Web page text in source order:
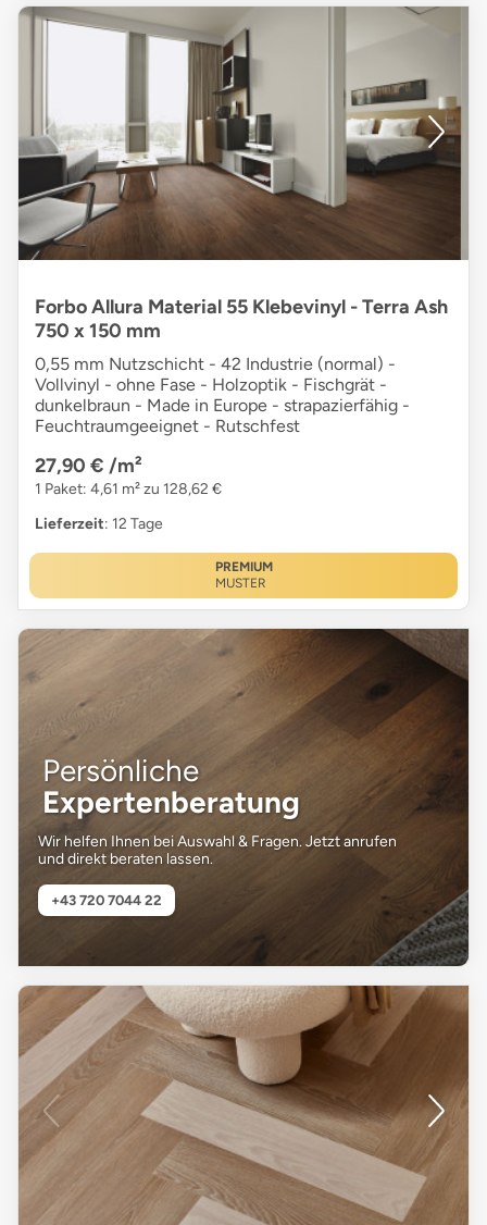
Forbo Allura Material 55 Klebevinyl - Terra Ash
750 x 150 mm
0,55 mm Nutzschicht - 42 Industrie (normal) -
Vollvinyl - ohne Fase - Holzoptik - Fischgrät -
dunkelbraun - Made in Europe - strapazierfähig -
Feuchtraumgeeignet - Rutschfest
27,90 € /m²
1 Paket: 4,61 m² zu 128,62 €
Lieferzeit: 12 Tage
PREMIUM
MUSTER
Persönliche
Expertenberatung
Wir helfen Ihnen bei Auswahl & Fragen. Jetzt anrufen
und direkt beraten lassen.
+43 720 7044 22